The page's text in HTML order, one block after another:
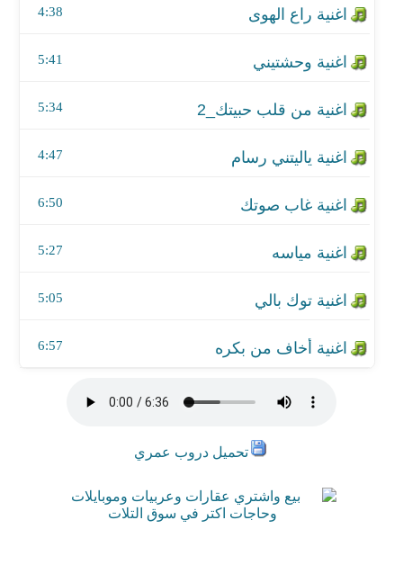
4:38
5:41
5:34
4:47
6:50
5:27
اغنية توك بالي
5:05
اغنية أخاف من بكره
6:57
تحميل دروب عمري